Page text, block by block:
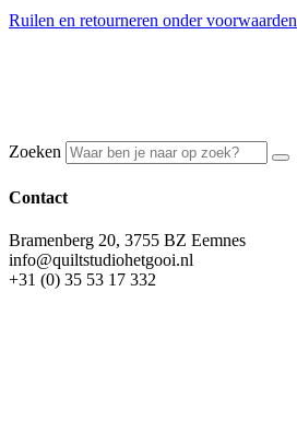
Ruilen en retourneren onder voorwaarden
Zoeken
Contact
Bramenberg 20, 3755 BZ Eemnes
info@quiltstudiohetgooi.nl
+31 (0) 35 53 17 332